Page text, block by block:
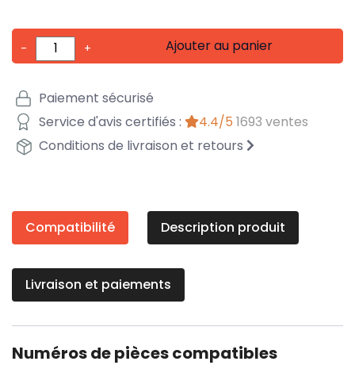
- + Ajouter au panier
Paiement sécurisé
Service d'avis certifiés :
4.4/5 1693 ventes
Conditions de livraison et retours
Compatibilité Description produit
Livraison et paiements
Numéros de pièces compatibles